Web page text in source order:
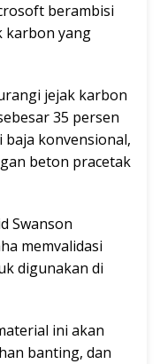
berambisi
karbon yang
jejak karbon
35 persen
konvensional,
beton pracetak
Swanson
memvalidasi
digunakan di
ini akan
banting, dan